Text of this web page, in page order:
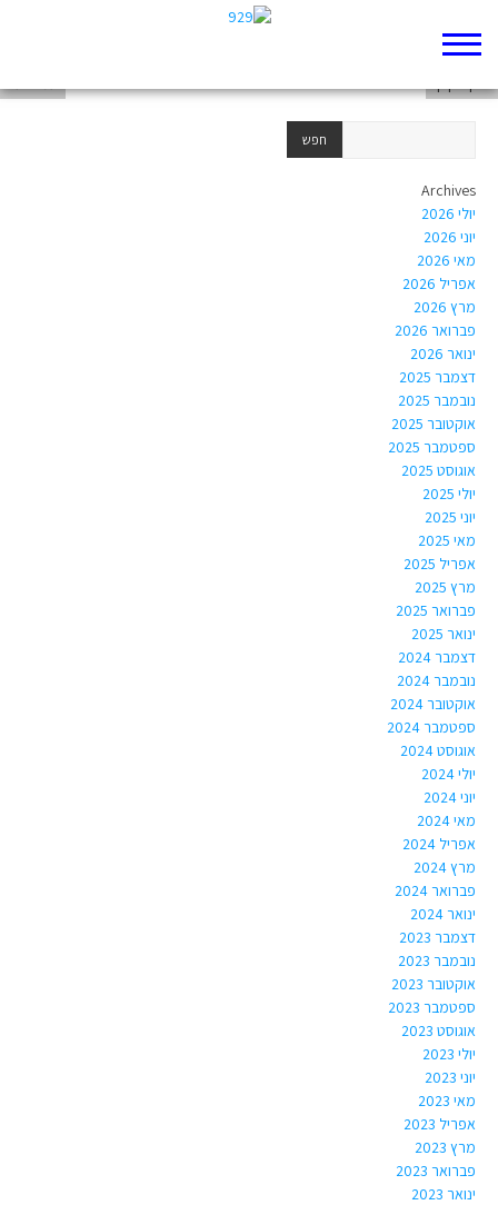
Archives
יולי 2026
יוני 2026
מאי 2026
אפריל 2026
מרץ 2026
פברואר 2026
ינואר 2026
דצמבר 2025
נובמבר 2025
אוקטובר 2025
ספטמבר 2025
אוגוסט 2025
יולי 2025
יוני 2025
מאי 2025
אפריל 2025
מרץ 2025
פברואר 2025
ינואר 2025
דצמבר 2024
נובמבר 2024
אוקטובר 2024
ספטמבר 2024
אוגוסט 2024
יולי 2024
יוני 2024
מאי 2024
אפריל 2024
מרץ 2024
פברואר 2024
ינואר 2024
דצמבר 2023
נובמבר 2023
אוקטובר 2023
ספטמבר 2023
אוגוסט 2023
יולי 2023
יוני 2023
מאי 2023
אפריל 2023
מרץ 2023
פברואר 2023
ינואר 2023